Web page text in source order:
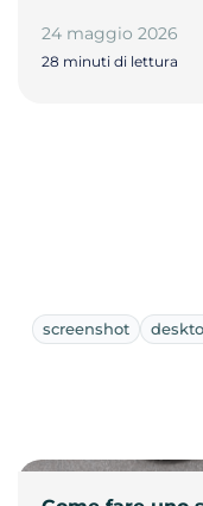
24 maggio 2026
28 minuti di lettura
screenshot